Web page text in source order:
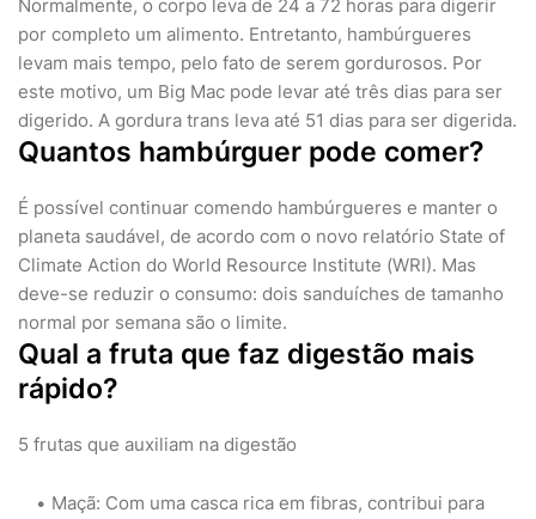
Normalmente, o corpo leva de 24 a 72 horas para digerir
por completo um alimento. Entretanto, hambúrgueres
levam mais tempo, pelo fato de serem gordurosos. Por
este motivo, um Big Mac pode levar até três dias para ser
digerido. A gordura trans leva até 51 dias para ser digerida.
Quantos hambúrguer pode comer?
É possível continuar comendo hambúrgueres e manter o
planeta saudável, de acordo com o novo relatório State of
Climate Action do World Resource Institute (WRI). Mas
deve-se reduzir o consumo: dois sanduíches de tamanho
normal por semana são o limite.
Qual a fruta que faz digestão mais
rápido?
5 frutas que auxiliam na digestão
Maçã: Com uma casca rica em fibras, contribui para